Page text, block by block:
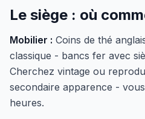
Le siège : où
Mobilier : Coins de thé
classique - bancs fer avec
Cherchez vintage ou
secondaire apparence -
heures.